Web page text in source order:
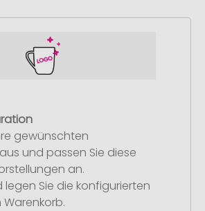
gewünschten
und passen Sie diese
an.
legen Sie die konfigurierten
Warenkorb.